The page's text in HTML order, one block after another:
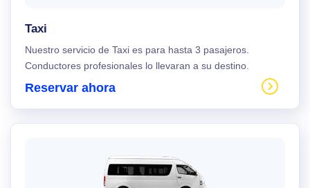
Taxi
Nuestro servicio de Taxi es para hasta 3 pasajeros.
Conductores profesionales lo llevaran a su destino.
Reservar ahora